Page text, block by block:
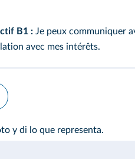
B1 : Je peux communiquer
avec mes intérêts.
y di lo que representa.